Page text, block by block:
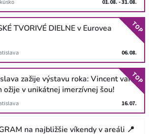
01.08. - 31.08.
TVORIVÉ DIELNE v Eurovea
06.08.
TOP
zažije výstavu roka: Vincent van
ožije v unikátnej imerzívnej šou!
16.07.
TOP
na najbližšie víkendy v areáli 📍